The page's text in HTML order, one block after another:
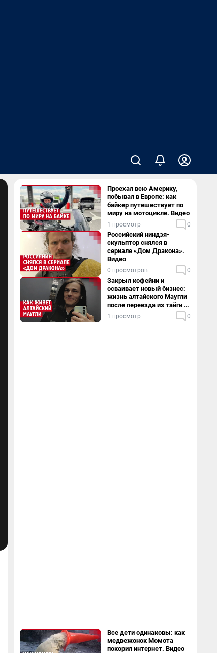
Проехал всю Америку,
побывал в Европе: как
байкер путешествует по
миру на мотоцикле. Видео
1 просмотр 0
Российский ниндзя-
скульптор снялся в
сериале «Дом Дракона».
Видео
0 просмотров 0
Закрыл кофейни и
осваивает новый бизнес:
жизнь алтайского Маугли
после переезда из тайги в
столицу
1 просмотр 0
Все дети одинаковы: как
медвежонок Момота
покорил интернет. Видео